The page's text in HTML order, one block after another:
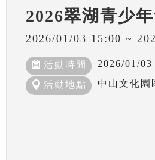
2026翠湖青少
2026/01/03 15:00 ~
活動時間 2026/01/
活動地點 中山文化園